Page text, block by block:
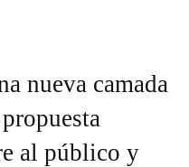
nueva camada
al público y